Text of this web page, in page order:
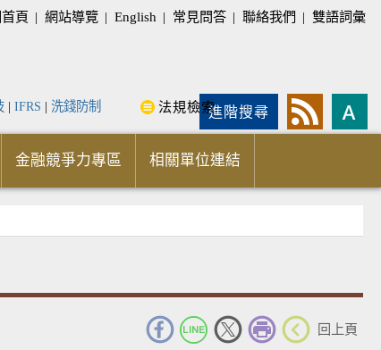
首頁 | 網站導覽 | English | 常見問答 | 聯絡我們 | 雙語詞彙
進階搜尋
| IFRS | 洗錢防制 法規檢索
金融競爭力專區 相關單位連結
回上頁